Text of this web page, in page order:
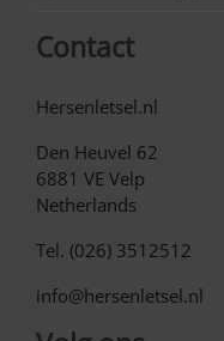
Contact
Hersenletsel.nl
Den Heuvel 62
6881 VE Velp
Netherlands
Tel. (026) 3512512
info@hersenletsel.nl